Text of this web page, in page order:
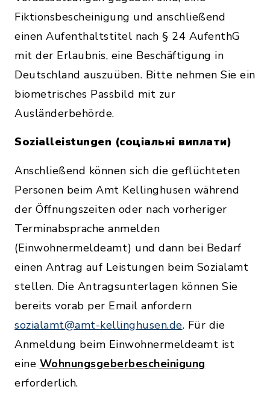
Fiktionsbescheinigung und anschließend
einen Aufenthaltstitel nach § 24 AufenthG
mit der Erlaubnis, eine Beschäftigung in
Deutschland auszuüben. Bitte nehmen Sie ein
biometrisches Passbild mit zur
Ausländerbehörde.
Sozialleistungen (соціальні виплати)
Anschließend können sich die geflüchteten
Personen beim Amt Kellinghusen während
der Öffnungszeiten oder nach vorheriger
Terminabsprache anmelden
(Einwohnermeldeamt) und dann bei Bedarf
einen Antrag auf Leistungen beim Sozialamt
stellen. Die Antragsunterlagen können Sie
bereits vorab per Email anfordern
sozialamt@amt-kellinghusen.de. Für die
Anmeldung beim Einwohnermeldeamt ist
eine Wohnungsgeberbescheinigung
erforderlich.